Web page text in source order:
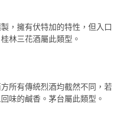
，擁有伏特加的特性，但入口
林三花酒屬此類型。
所有傳統烈酒均截然不同，若
味的鹹香。茅台屬此類型。